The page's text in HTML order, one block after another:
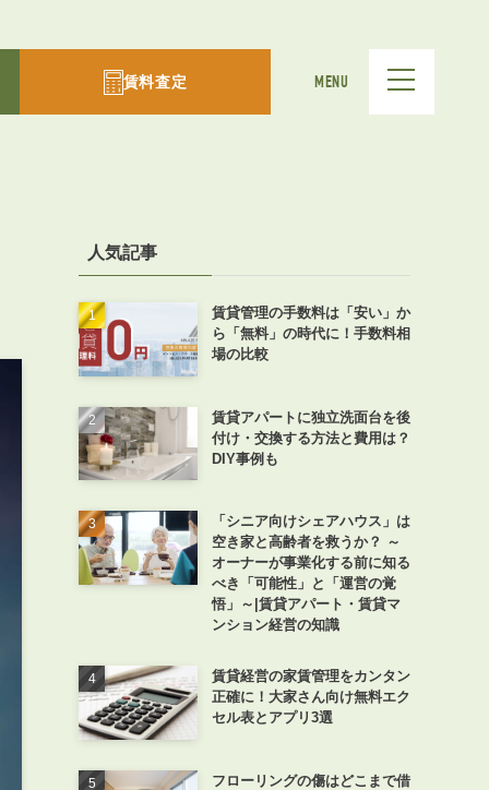
賃料査定 MENU
人気記事
賃貸管理の手数料は「安い」か
ら「無料」の時代に！手数料相
場の比較
賃貸アパートに独立洗面台を後
付け・交換する方法と費用は？
DIY事例も
「シニア向けシェアハウス」は
空き家と高齢者を救うか？ ～
オーナーが事業化する前に知る
べき「可能性」と「運営の覚
悟」～|賃貸アパート・賃貸マ
ンション経営の知識
賃貸経営の家賃管理をカンタン
正確に！大家さん向け無料エク
セル表とアプリ3選
フローリングの傷はどこまで借